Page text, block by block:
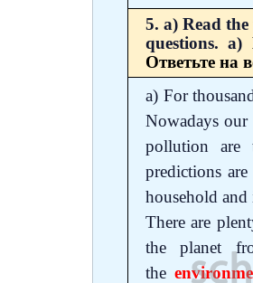
5. a) Read
questions. а)
Ответьте на
a) For
Nowadays
pollution are
predictions
household and
There are
the planet
the